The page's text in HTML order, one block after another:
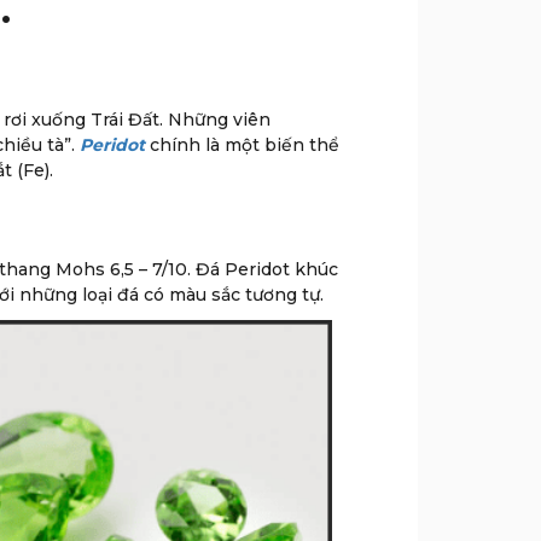
xuống Trái Đất. Những viên
tà”. Peridotchính là một biến thể
(Fe).
Mohs 6,5 – 7/10. Đá Peridot khúc
những loại đá có màu sắc tương tự.